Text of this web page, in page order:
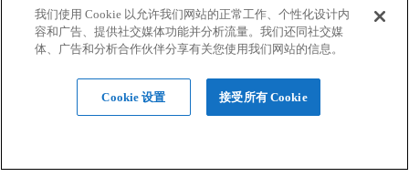
行业应用
我们使用 Cookie 以允许我们网站的正常工作、个性化设计内
容和广告、提供社交媒体功能并分析流量。我们还同社交媒
体、广告和分析合作伙伴分享有关您使用我们网站的信息。
Cookie 设置 接受所有 Cookie